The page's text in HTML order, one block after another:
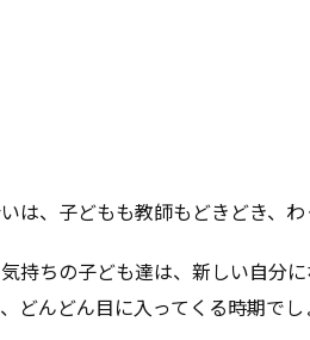
、子どもも教師もどきどき、わ
持ちの子ども達は、新しい自分
んどん目に入ってくる時期でし